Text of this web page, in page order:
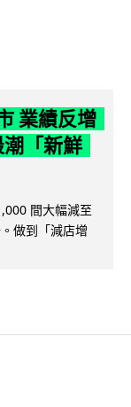
業績反增
「新鮮
間大幅減至
做到「減店增